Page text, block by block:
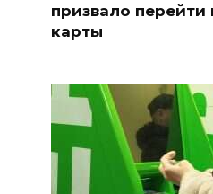
призвало перейти
карты